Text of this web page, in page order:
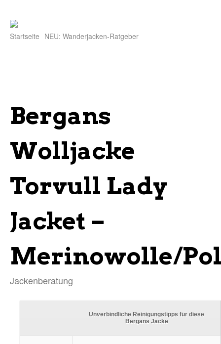
Startseite NEU: Wanderjacken-Ratgeber
Bergans
Wolljacke
Torvull Lady
Jacket –
Merinowolle/
Jackenberatung
Unverbindliche Reinigungstipps für diese
Bergans Jacke